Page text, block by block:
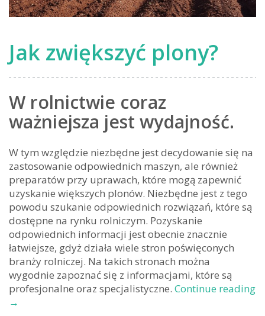
Jak zwiększyć plony?
W rolnictwie coraz
ważniejsza jest wydajność.
W tym względzie niezbędne jest decydowanie się na
zastosowanie odpowiednich maszyn, ale również
preparatów przy uprawach, które mogą zapewnić
uzyskanie większych plonów. Niezbędne jest z tego
powodu szukanie odpowiednich rozwiązań, które są
dostępne na rynku rolniczym. Pozyskanie
odpowiednich informacji jest obecnie znacznie
łatwiejsze, gdyż działa wiele stron poświęconych
branży rolniczej. Na takich stronach można
wygodnie zapoznać się z informacjami, które są
profesjonalne oraz specjalistyczne. Continue reading
Jak
→